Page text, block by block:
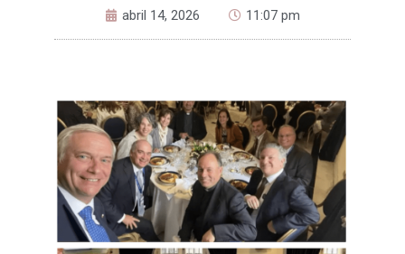
abril 14, 2026 11:07 pm